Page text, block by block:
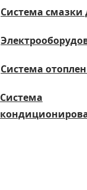
Система смазки
Система
Система